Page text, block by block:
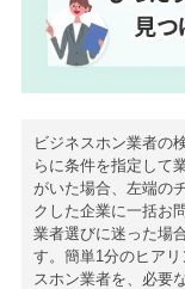
ビジネスホン業者の
らに条件を指定して
がいた場合、左端の
クした企業に一括お
業者選びに迷った場
す。簡単1分のヒア
スホン業者を、必要